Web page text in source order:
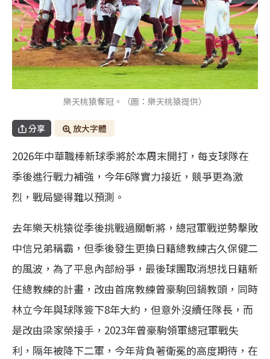
樂天桃猿奪冠。（圖：樂天桃猿提供）
分享 放大字體
2026年中華職棒新球季將於本周末開打，每支球隊在
季後進行戰力補強，今年6隊實力接近，競爭更為激
烈，戰局變得難以預測。
去年樂天桃猿從季後挑戰過關斬將，總冠軍戰逆勢擊敗
中信兄弟稱霸，但季後發生更換日籍總教練古久保健二
的風波，為了平息內部紛爭，最後球團取消想找日籍新
任總教練的計畫，改由首席教練曾豪駒回鍋教頭，同時
林立今年與球隊簽下8年大約，但意外沒續任隊長，而
是改由梁家榮接手，2023年曾豪駒領軍總冠軍戰失
利，隔年被降下二軍，今年背負著衛冕的高度期待，在